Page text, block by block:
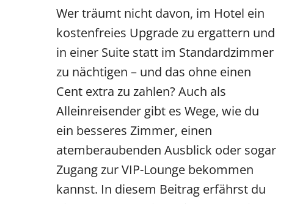
Wer träumt nicht davon, im Hotel ein
kostenfreies Upgrade zu ergattern und
in einer Suite statt im Standardzimmer
zu nächtigen – und das ohne einen
Cent extra zu zahlen? Auch als
Alleinreisender gibt es Wege, wie du
ein besseres Zimmer, einen
atemberaubenden Ausblick oder sogar
Zugang zur VIP-Lounge bekommen
kannst. In diesem Beitrag erfährst du